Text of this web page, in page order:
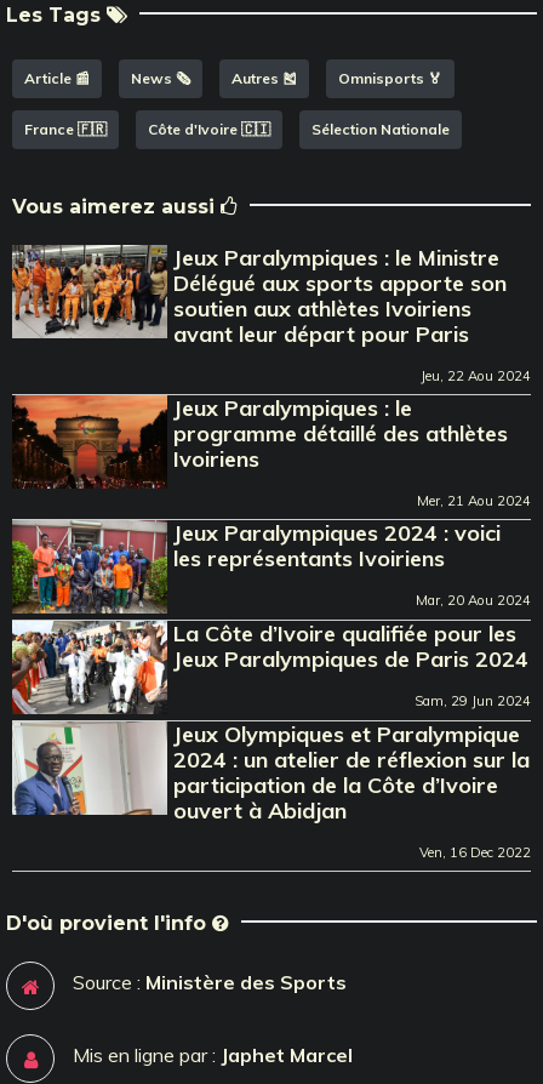
Les Tags
Article 📰 News 🗞️ Autres 🎽 Omnisports 🏅
France 🇫🇷 Côte d'Ivoire 🇨🇮 Sélection Nationale
Vous aimerez aussi
Jeux Paralympiques : le Ministre
Délégué aux sports apporte son
soutien aux athlètes Ivoiriens
avant leur départ pour Paris
Jeu, 22 Aou 2024
Jeux Paralympiques : le
programme détaillé des athlètes
Ivoiriens
Mer, 21 Aou 2024
Jeux Paralympiques 2024 : voici
les représentants Ivoiriens
Mar, 20 Aou 2024
La Côte d’Ivoire qualifiée pour les
Jeux Paralympiques de Paris 2024
Sam, 29 Jun 2024
Jeux Olympiques et Paralympique
2024 : un atelier de réflexion sur la
participation de la Côte d’Ivoire
ouvert à Abidjan
Ven, 16 Dec 2022
D'où provient l'info
Source : Ministère des Sports
Mis en ligne par : Japhet Marcel